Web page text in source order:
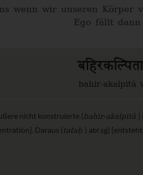
wenn wir unseren Körper
Ego fällt
bahir-akalpitā
nicht konstruierte (bahir-akalpitā |
Daraus (tataḥ | abl sg)